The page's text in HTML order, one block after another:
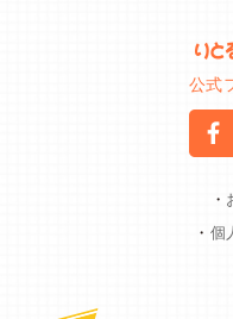
公式
・
・ 個